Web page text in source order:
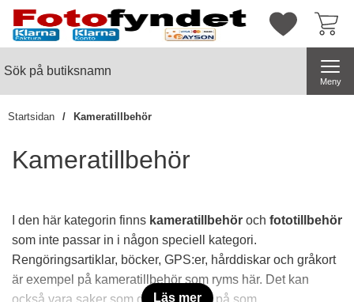
Startsidan för butiksnamn
Mina
Meny
Startsidan Kameratillbehör
Kameratillbehör
Läs mer
I den här kategorin finns kameratillbehör och fototillbehör
som inte passar in i någon speciell kategori.
Rengöringsartiklar, böcker, GPS:er, hårddiskar och gråkort
är exempel på kameratillbehör som ryms här. Det kan
också vara saker som du inte tänker på som